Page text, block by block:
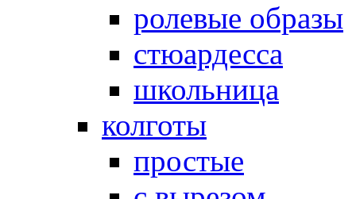
ролевые образы
стюардесса
школьница
колготы
простые